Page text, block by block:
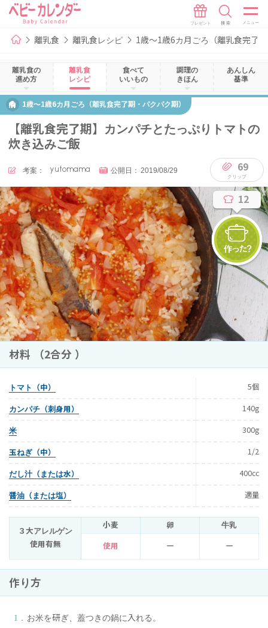
離乳食 離乳食レシピ 1歳～1歳6カ月ごろ（離乳食完了
離乳食の
進め方
離乳食
レシピ
食べて
いいもの
調理の
きほん
あんしん
基準
1歳～1歳6カ月ごろ（離乳食完了期・パクパク期）
【離乳食完了期】カンパチとたっぷりトマトの
炊き込みご飯
考案： yutomama 公開日： 2019/08/29 69
12
材料 （2合分 ）
トマト（中） 5個
カンパチ（刺身用） 140g
米 300g
玉ねぎ（中） 1/2
だし汁（または水） 400cc
醤油（または塩） 適量
３大アレルゲン
使用有無
小麦 卵 牛乳
使用 ー ー
作り方
お米を研ぎ、蓋つきの鍋に入れる。